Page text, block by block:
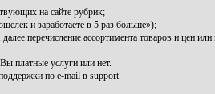
на сайте рубрик;
и заработаете в 5 раз больше»);
перечисление ассортимента товаров и цен или
платные услуги или нет.
по e-mail в support